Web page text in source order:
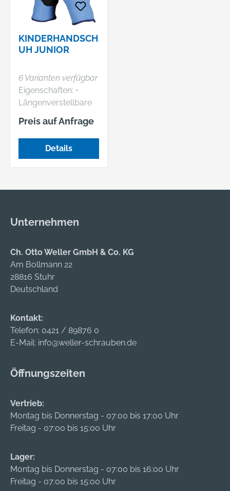
KINDERHANDSCH
UH JUNIOR
6 Varianten verfügbar
Eigenschaften: •
Längenverstellbare
Bügel
Anwendungsbereich
e: Metallverarbeitung
(Drehen, Fräsen,
Montagearbeiten,
Nach EN 166
Rahmenfarbe:
dunkelblau
Eigenschaften: •
Staubschutz mit
Schutz vor
ungewollten
Luftbewegungen mit
Staubpartikeln •
und verbesserte
selbst in
Extremverhältnissen
Material:
Geschlossenzelliger
Eigenschaften: •
Nitril-
Schaumbeschichtun
Preis auf Anfrage
Details
Unternehmen
Ch. Otto Weller GmbH & Co. KG
Am Bollmann 22
28816 Stuhr
Deutschland
Kontakt:
Telefon: 0421 / 89876 0
E-Mail: info@weller-schrauben.de
Öffnungszeiten
Vertrieb:
Montag bis Donnerstag - 07:00 bis 17:00 Uhr
Freitag - 07:00 bis 15:00 Uhr
Lager:
Montag bis Donnerstag - 07:00 bis 16:00 Uhr
Freitag - 07:00 bis 15:00 Uhr